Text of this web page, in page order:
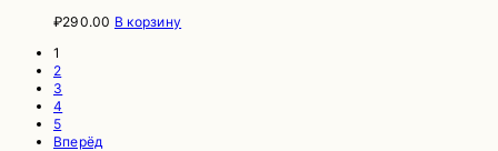
₽290.00 В корзину
1
2
3
4
5
Вперёд